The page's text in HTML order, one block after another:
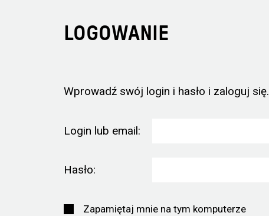
LOGOWANIE
Wprowadź swój login i hasło i zaloguj się.
Login lub email:
Hasło:
Zapamiętaj mnie na tym komputerze